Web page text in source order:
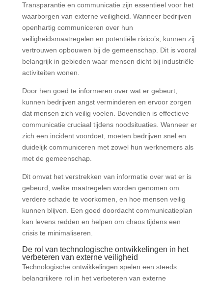
Transparantie en communicatie zijn essentieel voor het
waarborgen van externe veiligheid. Wanneer bedrijven
openhartig communiceren over hun
veiligheidsmaatregelen en potentiële risico’s, kunnen zij
vertrouwen opbouwen bij de gemeenschap. Dit is vooral
belangrijk in gebieden waar mensen dicht bij industriële
activiteiten wonen.
Door hen goed te informeren over wat er gebeurt,
kunnen bedrijven angst verminderen en ervoor zorgen
dat mensen zich veilig voelen. Bovendien is effectieve
communicatie cruciaal tijdens noodsituaties. Wanneer er
zich een incident voordoet, moeten bedrijven snel en
duidelijk communiceren met zowel hun werknemers als
met de gemeenschap.
Dit omvat het verstrekken van informatie over wat er is
gebeurd, welke maatregelen worden genomen om
verdere schade te voorkomen, en hoe mensen veilig
kunnen blijven. Een goed doordacht communicatieplan
kan levens redden en helpen om chaos tijdens een
crisis te minimaliseren.
De rol van technologische ontwikkelingen in het
verbeteren van externe veiligheid
Technologische ontwikkelingen spelen een steeds
belangrijkere rol in het verbeteren van externe